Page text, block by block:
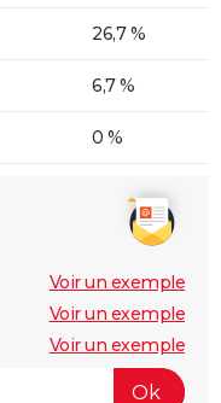
26,7 %
6,7 %
0 %
Voir un exemple
Voir un exemple
Voir un exemple